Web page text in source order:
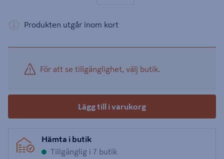
Produkten utgår inom kort
För att se tillgänglighet, välj butik.
Lägg till i varukorg
Hämta i butik
Tillgänglig i 7 butik